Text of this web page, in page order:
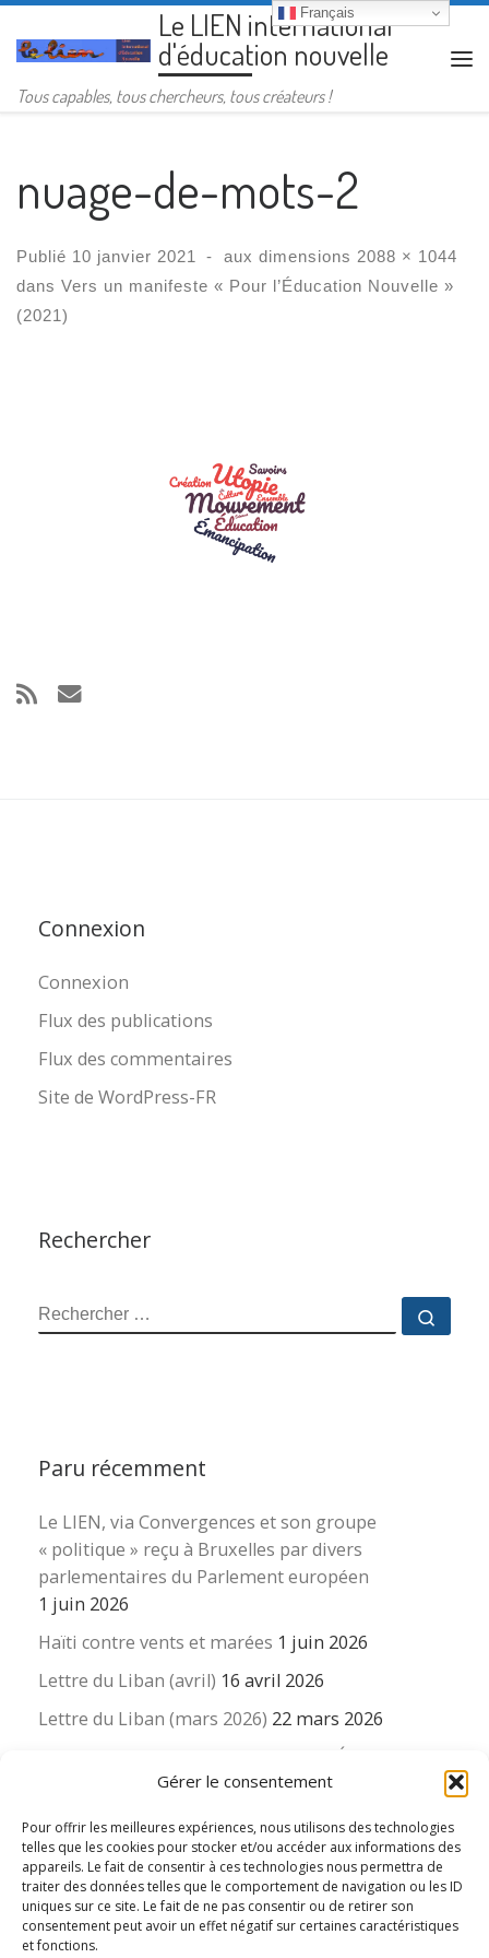
Gérer le consentement
Pour offrir les meilleures expériences, nous utilisons des technologies
telles que les cookies pour stocker et/ou accéder aux informations des
appareils. Le fait de consentir à ces technologies nous permettra de
traiter des données telles que le comportement de navigation ou les ID
uniques sur ce site. Le fait de ne pas consentir ou de retirer son
consentement peut avoir un effet négatif sur certaines caractéristiques
et fonctions.
Passer au contenuLe LIEN international
d'éducation nouvelle
Tous capables, tous chercheurs, tous créateurs !
nuage-de-mots-2
Publié 10 janvier 2021 - aux dimensions 2088 × 1044
dans Vers un manifeste « Pour l’Éducation Nouvelle »
(2021)
Connexion
Connexion
Flux des publications
Flux des commentaires
Site de WordPress-FR
Rechercher
RECHERCHER
Paru récemment
Le LIEN, via Convergences et son groupe
« politique » reçu à Bruxelles par divers
parlementaires du Parlement européen
1 juin 2026
Haïti contre vents et marées 1 juin 2026
Lettre du Liban (avril) 16 avril 2026
Lettre du Liban (mars 2026) 22 mars 2026
La revue « Educateur » décapitée ? L’Éducation
nouvelle et ses liens avec la revue du Syndicat
16 mars 2026
Français